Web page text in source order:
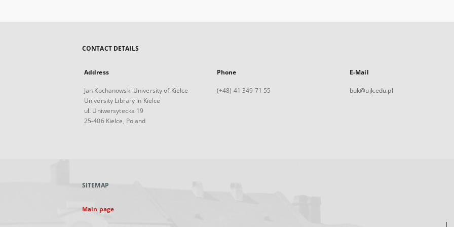
CONTACT DETAILS
Address
Jan Kochanowski University of Kielce
University Library in Kielce
ul. Uniwersytecka 19
25-406 Kielce, Poland
Phone
(+48) 41 349 71 55
E-Mail
buk@ujk.edu.pl
SITEMAP
Main page